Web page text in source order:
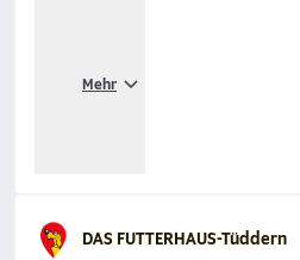
Mehr
DAS FUTTERHAUS-Tüddern